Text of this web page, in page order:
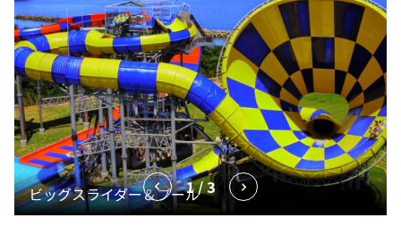
1 / 3